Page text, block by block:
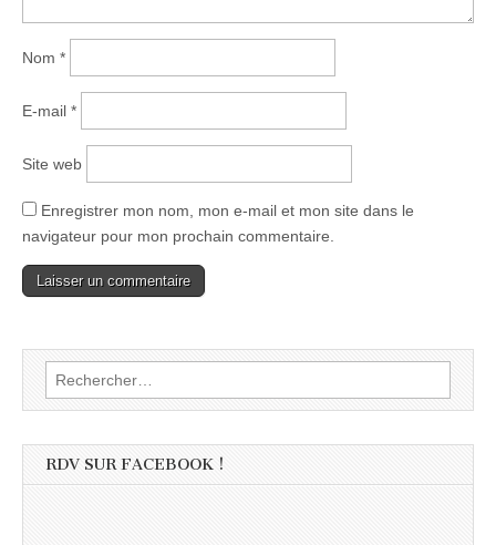
Nom *
E-mail *
Site web
Enregistrer mon nom, mon e-mail et mon site dans le
navigateur pour mon prochain commentaire.
Rechercher :
RDV SUR FACEBOOK !